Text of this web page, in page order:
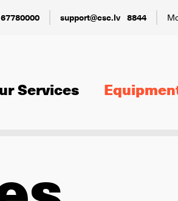
support@csc.lv 8844
Services